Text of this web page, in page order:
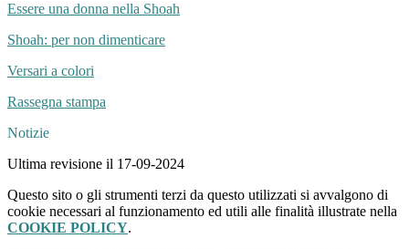
Essere una donna nella Shoah
Shoah: per non dimenticare
Versari a colori
Rassegna stampa
Notizie
Ultima revisione il 17-09-2024
Questo sito o gli strumenti terzi da questo utilizzati si avvalgono di
cookie necessari al funzionamento ed utili alle finalità illustrate nella
COOKIE POLICY.